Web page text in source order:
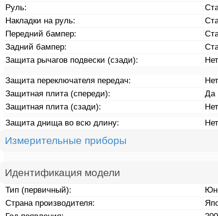
Руль:
Накладки на руль:
Передний бампер:
Задний бампер:
Защита рычагов подвески (сзади):
Нет
Защита переключателя передач:
Нет
Защитная плита (спереди):
Да
Защитная плита (сзади):
Нет
Защита днища во всю длину:
Нет
Измерительные приборы
Идентификация модели
Тип (первичный):
Страна производителя: